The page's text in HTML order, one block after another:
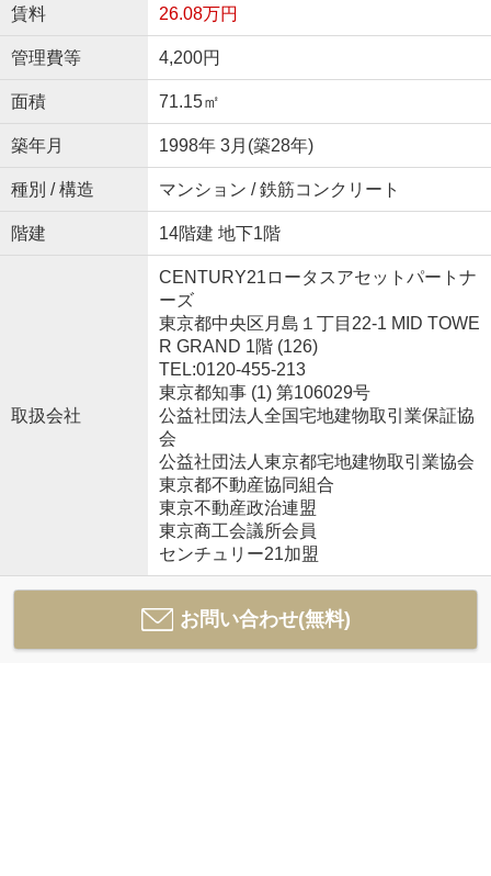
賃料 26.08万円
管理費等 4,200円
面積 71.15㎡
築年月 1998年 3月(築28年)
種別 / 構造 マンション / 鉄筋コンクリート
階建 14階建 地下1階
取扱会社
CENTURY21ロータスアセットパートナ
ーズ
東京都中央区月島１丁目22-1 MID TOWE
R GRAND 1階 (126)
TEL:0120-455-213
東京都知事 (1) 第106029号
公益社団法人全国宅地建物取引業保証協
会
公益社団法人東京都宅地建物取引業協会
東京都不動産協同組合
東京不動産政治連盟
東京商工会議所会員
センチュリー21加盟
お問い合わせ(無料)